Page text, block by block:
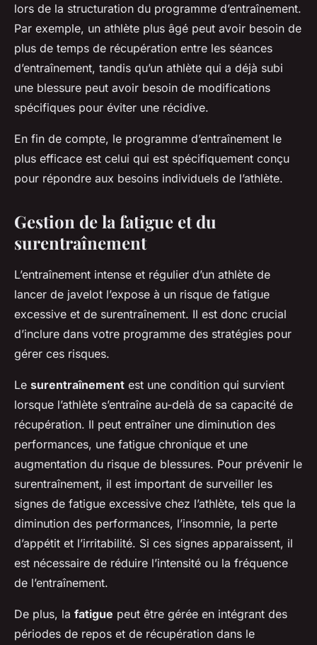
lors de la structuration du programme d’entraînement.
Par exemple, un athlète plus âgé peut avoir besoin de
plus de temps de récupération entre les séances
d’entraînement, tandis qu’un athlète qui a déjà subi
une blessure peut avoir besoin de modifications
spécifiques pour éviter une récidive.
En fin de compte, le programme d’entraînement le
plus efficace est celui qui est spécifiquement conçu
pour répondre aux besoins individuels de l’athlète.
Gestion de la fatigue et du
surentraînement
L’entraînement intense et régulier d’un athlète de
lancer de javelot l’expose à un risque de fatigue
excessive et de surentraînement. Il est donc crucial
d’inclure dans votre programme des stratégies pour
gérer ces risques.
Le surentraînement est une condition qui survient
lorsque l’athlète s’entraîne au-delà de sa capacité de
récupération. Il peut entraîner une diminution des
performances, une fatigue chronique et une
augmentation du risque de blessures. Pour prévenir le
surentraînement, il est important de surveiller les
signes de fatigue excessive chez l’athlète, tels que la
diminution des performances, l’insomnie, la perte
d’appétit et l’irritabilité. Si ces signes apparaissent, il
est nécessaire de réduire l’intensité ou la fréquence
de l’entraînement.
De plus, la fatigue peut être gérée en intégrant des
périodes de repos et de récupération dans le